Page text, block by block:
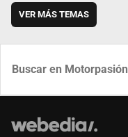
VER MÁS TEMAS